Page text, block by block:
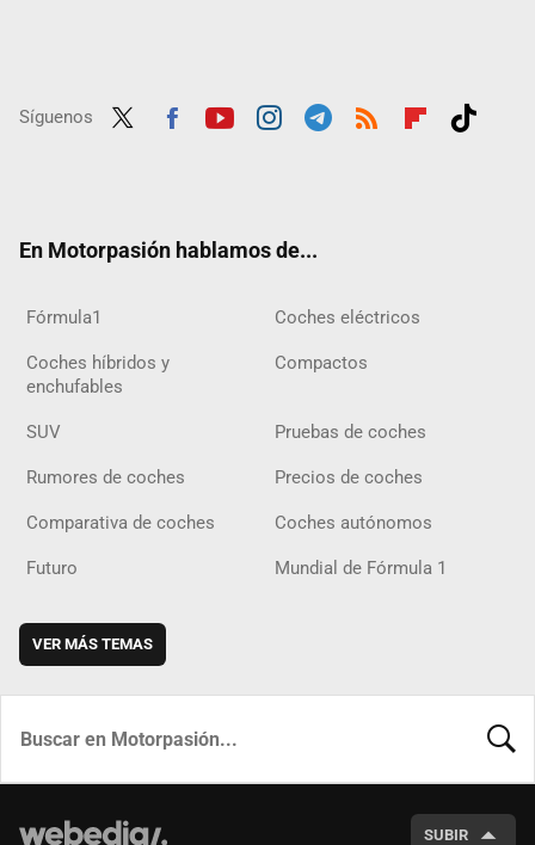
Síguenos
En Motorpasión hablamos de...
Fórmula1 Coches eléctricos
Coches híbridos y
enchufables
Compactos
SUV Pruebas de coches
Rumores de coches Precios de coches
Comparativa de coches Coches autónomos
Futuro Mundial de Fórmula 1
VER MÁS TEMAS
SUBIR